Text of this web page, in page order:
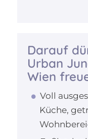
Darauf
Urban
Wien
Voll
Küche,